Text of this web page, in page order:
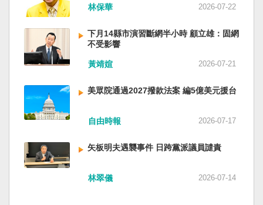
林保華 2026-07-22
下月14縣市演習斷網半小時 顧立雄：固網
不受影響
黃靖媗 2026-07-21
美眾院通過2027撥款法案 編5億美元援台
自由時報 2026-07-17
矢板明夫遇襲事件 日跨黨派議員譴責
林翠儀 2026-07-14